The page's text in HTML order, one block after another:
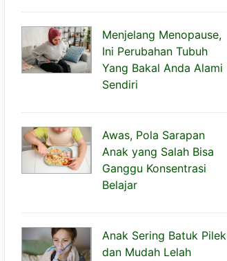
Menjelang Menopause,
Ini Perubahan Tubuh
Yang Bakal Anda Alami
Sendiri
Awas, Pola Sarapan
Anak yang Salah Bisa
Ganggu Konsentrasi
Belajar
Anak Sering Batuk Pilek
dan Mudah Lelah